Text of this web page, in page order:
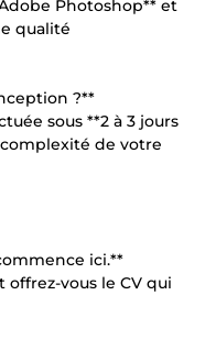
Photoshop** et
qualité
?**
sous **2 à 3 jours
de votre
ici.**
offrez-vous le CV qui